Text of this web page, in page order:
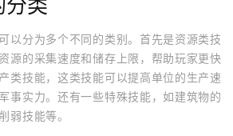
以分为多个不同的类别。首先是资源类技
源的采集速度和储存上限，帮助玩家更快
类技能，这类技能可以提高单位的生产速
事实力。还有一些特殊技能，如建筑物的
弱技能等。